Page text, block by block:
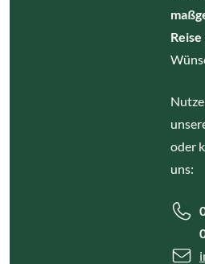
Reise
oder
uns: